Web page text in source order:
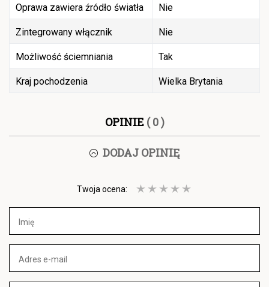
Oprawa zawiera źródło światła Nie
Zintegrowany włącznik Nie
Możliwość ściemniania Tak
Kraj pochodzenia Wielka Brytania
OPINIE ( 0 )
DODAJ OPINIĘ
Twoja ocena: